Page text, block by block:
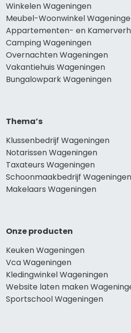
Winkelen Wageningen
Meubel-Woonwinkel
Appartementen- en
Camping Wageningen
Overnachten Wageningen
Vakantiehuis Wageningen
Bungalowpark Wageningen
Thema’s
Klussenbedrijf Wageningen
Notarissen Wageningen
Taxateurs Wageningen
Schoonmaakbedrijf Wageningen
Makelaars Wageningen
Onze producten
Keuken Wageningen
Vca Wageningen
Kledingwinkel Wageningen
Website laten maken
Sportschool Wageningen